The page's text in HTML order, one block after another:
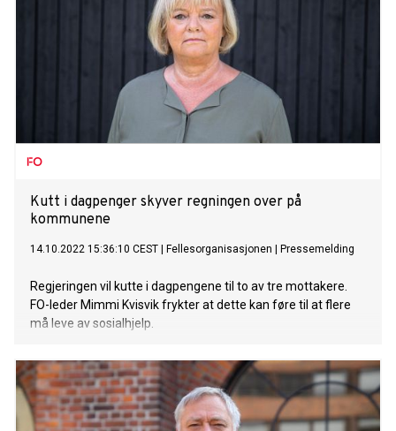
Kutt i dagpenger skyver regningen over på
kommunene
14.10.2022 15:36:10 CEST Fellesorganisasjonen Pressemelding
Regjeringen vil kutte i dagpengene til to av tre mottakere.
FO-leder Mimmi Kvisvik frykter at dette kan føre til at flere
må leve av sosialhjelp.